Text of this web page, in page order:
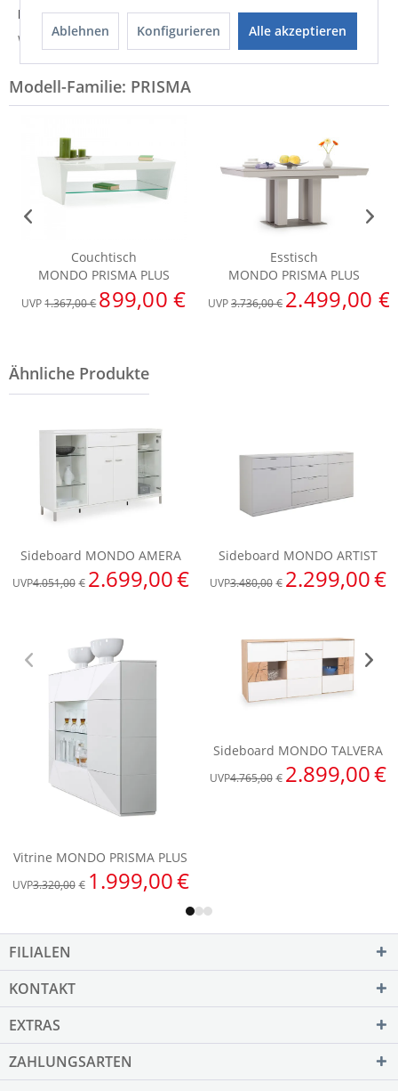
Hersteller
Weitere Informationen zum Hersteller...
Modell-Familie: PRISMA
Couchtisch
MONDO PRISMA PLUS
UVP1.367,00 € 899,00 €
Esstisch
MONDO PRISMA PLUS
UVP3.736,00 € 2.499,00 €
FILIALEN
KONTAKT
EXTRAS
ZAHLUNGSARTEN
Ablehnen Konfigurieren Alle akzeptieren